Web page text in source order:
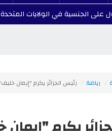
في الولايات المتحدة 00:10 - 2026/08/07
رياضة رئيس الجزائر يكرم "إيمان